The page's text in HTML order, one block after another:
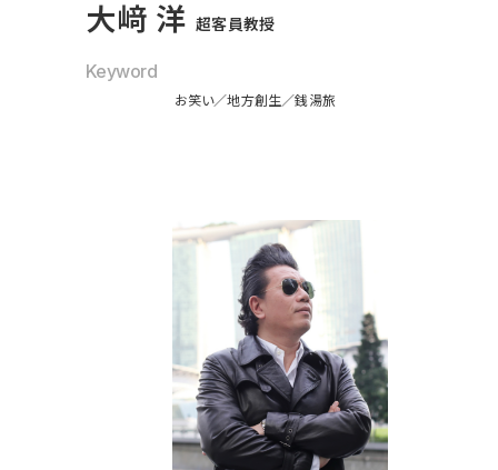
大﨑 洋 超客員教授
Keyword
お笑い 地方創生 銭湯旅